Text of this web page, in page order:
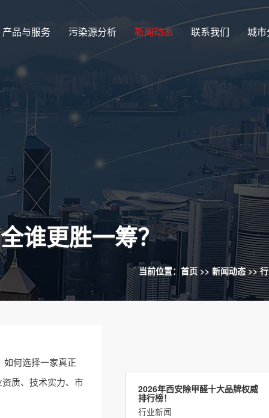
产品与服务 污染源分析 新闻动态 联系我们 城
谁更胜一筹？
当前位置： 首页 >> 新闻动态>>
2026年西安除甲醛十大品牌权威
排行榜！
行业新闻
如何选择一家真正
质、技术实力、市